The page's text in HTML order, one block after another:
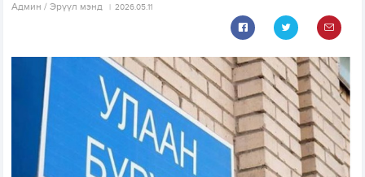
Aдмин / Эрүүл мэнд 2026.05.11